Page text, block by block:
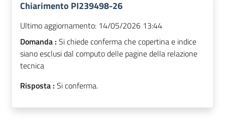
Chiarimento PI239498-26
Ultimo aggiornamento: 14/05/2026 13:44
Domanda : Si chiede conferma che copertina e indice
siano esclusi dal computo delle pagine della relazione
tecnica
Risposta : Si conferma.